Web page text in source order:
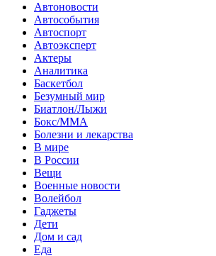
Автоновости
Автособытия
Автоспорт
Автоэксперт
Актеры
Аналитика
Баскетбол
Безумный мир
Биатлон/Лыжи
Бокс/MMA
Болезни и лекарства
В мире
В России
Вещи
Военные новости
Волейбол
Гаджеты
Дети
Дом и сад
Еда